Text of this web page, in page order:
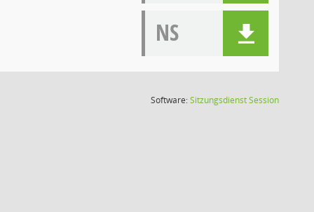
NS
Software:SitzungsdienstSession(Wird in